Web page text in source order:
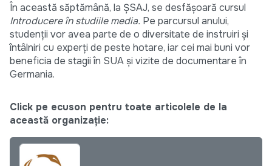
În această săptămână, la ȘSAJ, se desfășoară cursul
Introducere în studiile media. Pe parcursul anului,
studenții vor avea parte de o diversitate de instruiri și
întâlniri cu experți de peste hotare, iar cei mai buni vor
beneficia de stagii în SUA și vizite de documentare în
Germania.
Click pe ecuson pentru toate articolele de la
această organizație: